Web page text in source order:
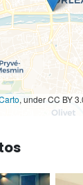
, under CC BY